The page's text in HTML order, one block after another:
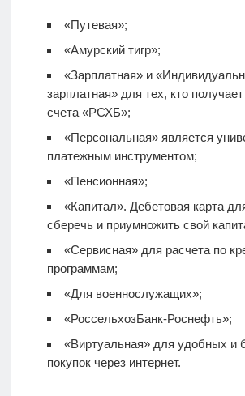
«Путевая»;
«Амурский тигр»;
«Зарплатная» и
зарплатная» для тех, кто
счета «РСХБ»;
«Персональная» является
платежным инструментом;
«Пенсионная»;
«Капитал». Дебетовая карта
сберечь и приумножить свой
«Сервисная» для расчета по
программам;
«Для военнослужащих»;
«РоссельхозБанк-Роснефть»;
«Виртуальная» для удобных и
покупок через интернет.